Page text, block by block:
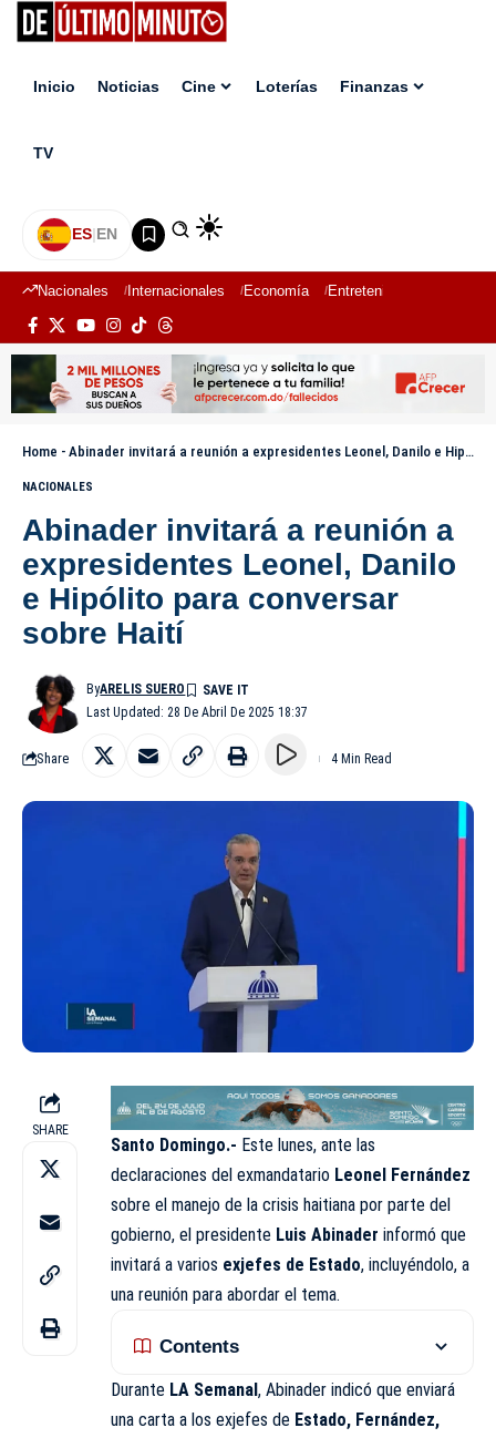
Inicio Noticias Cine Loterías Finanzas
TV
ES|EN
Nacionales Internacionales Economía Entretenimiento
Home - Abinader invitará a reunión a expresidentes Leonel, Danilo e Hipólito para conversar sobre Haití
NACIONALES
Abinader invitará a reunión a
expresidentes Leonel, Danilo
e Hipólito para conversar
sobre Haití
Last Updated: 28 De Abril De 2025 18:37
ByARELIS SUERO
Share 4 Min Read
SHARE
Santo Domingo.- Este lunes, ante las
declaraciones del exmandatario Leonel Fernández
sobre el manejo de la crisis haitiana por parte del
gobierno, el presidente Luis Abinader informó que
invitará a varios exjefes de Estado, incluyéndolo, a
una reunión para abordar el tema.
Contents
Durante LA Semanal, Abinader indicó que enviará
una carta a los exjefes de Estado, Fernández,